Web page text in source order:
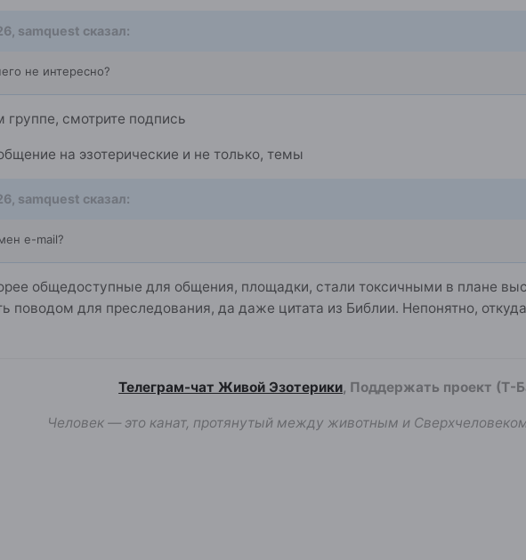
samquest сказал:
не интересно?
смотрите подпись
на эзотерические и не только, темы
samquest сказал:
e-mail?
общедоступные для общения, площадки, стали токсичными в плане
поводом для преследования, да даже цитата из Библии. Непонятно,
Телеграм-чат Живой Эзотерики, Поддержать проект (Т-
Человек — это канат, протянутый между животным и